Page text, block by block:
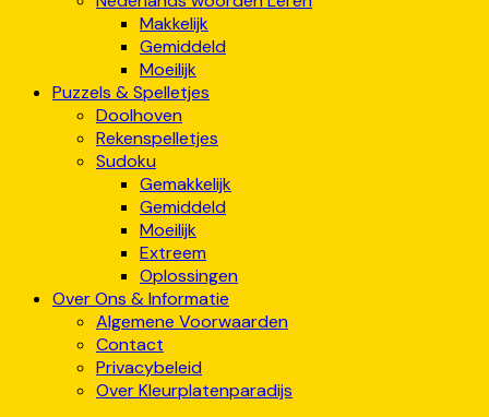
Makkelijk
Gemiddeld
Moeilijk
Puzzels & Spelletjes
Doolhoven
Rekenspelletjes
Sudoku
Gemakkelijk
Gemiddeld
Moeilijk
Extreem
Oplossingen
Over Ons & Informatie
Algemene Voorwaarden
Contact
Privacybeleid
Over Kleurplatenparadijs